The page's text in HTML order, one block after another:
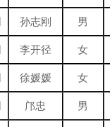
孙志刚 男
李开径 女
徐媛媛 女
邝忠 男